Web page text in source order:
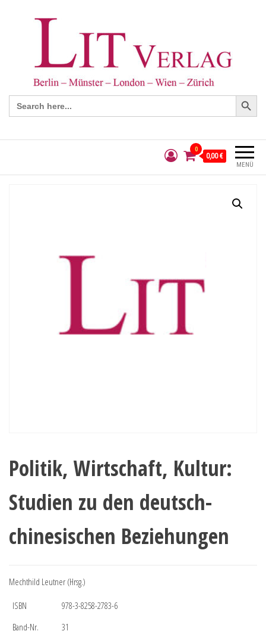
Search
for:
Search Button
MENÜ
0
0,00 €
Politik, Wirtschaft, Kultur:
Studien zu den deutsch-
chinesischen Beziehungen
Mechthild Leutner (Hrsg.)
ISBN
978-3-8258-2783-6
Band-Nr.
31